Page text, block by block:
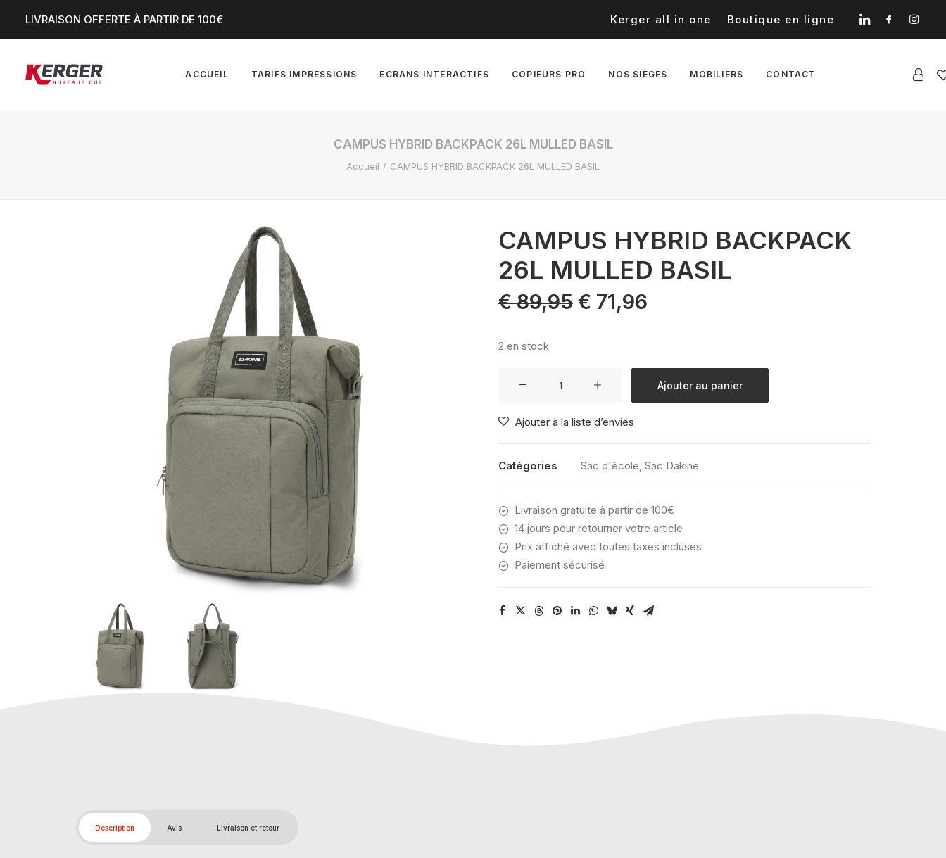
LIVRAISON OFFERTE À PARTIR DE 100€ Kerger all in one Boutique en ligne
ACCUEIL TARIFS IMPRESSIONS ECRANS INTERACTIFS COPIEURS PRO NOS SIÈGES MOBILIERS CONTACT
CAMPUS HYBRID BACKPACK 26L MULLED BASIL
Accueil CAMPUS HYBRID BACKPACK 26L MULLED BASIL
CAMPUS HYBRID BACKPACK
26L MULLED BASIL
€89,95 Le
prix
initial
€ 71,96
2 en stock
HYBRID
26L
Ajouter au panier
Ajouter à la liste d’envies
Catégories Sac d'école, Sac Dakine
Livraison gratuite à partir de 100€
14 jours pour retourner votre article
Prix affiché avec toutes taxes incluses
Paiement sécurisé
Description Avis Livraison et retour